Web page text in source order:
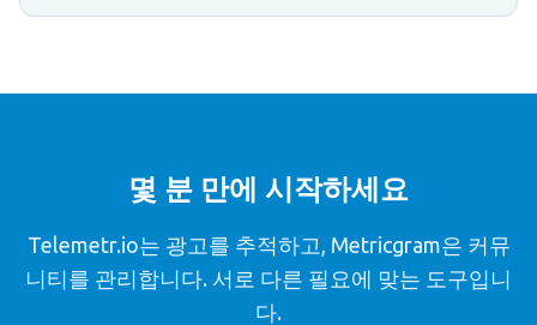
몇 분 만에 시작하세요
Telemetr.io는 광고를 추적하고, Metricgram은 커뮤
니티를 관리합니다. 서로 다른 필요에 맞는 도구입니
다.